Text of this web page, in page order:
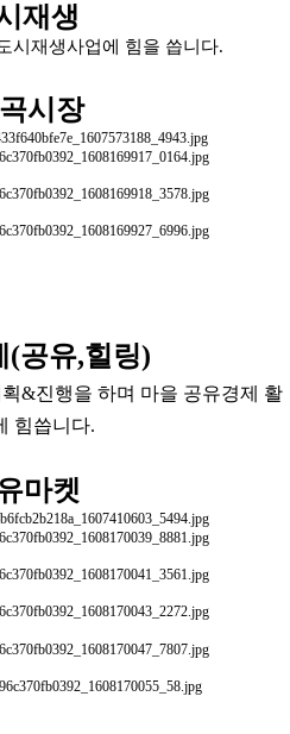
재생
시재생사업에 힘을 씁니다.
시장
(공유,힐링)
&진행을 하며 마을 공유경제 활
힘씁니다.
마켓